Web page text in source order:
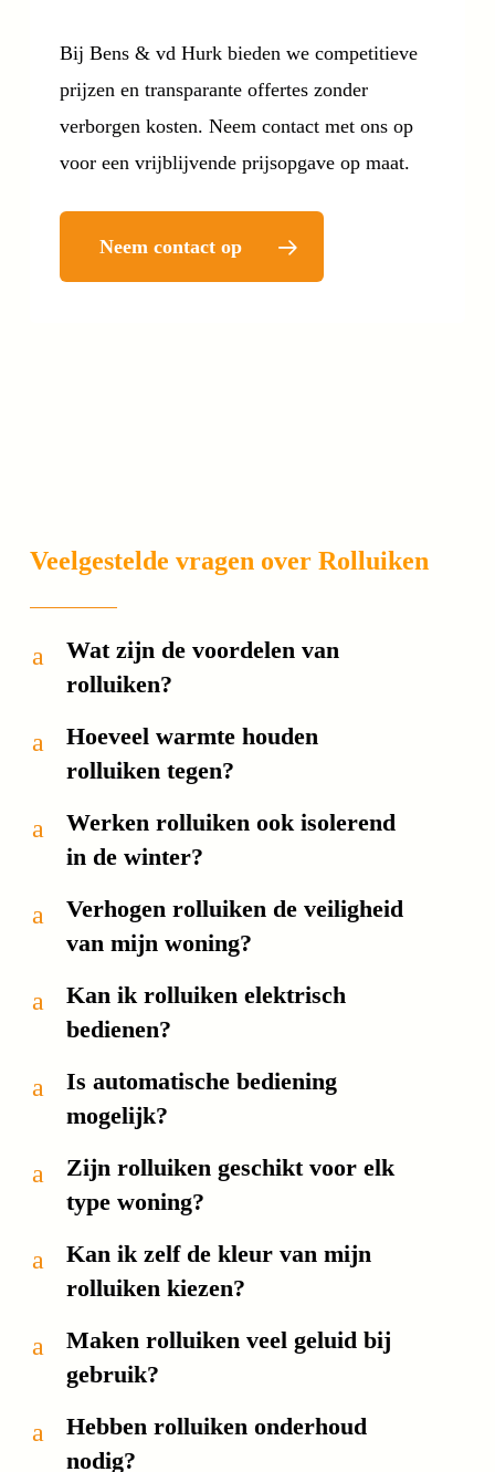
Bij Bens & vd Hurk bieden we competitieve
prijzen en transparante offertes zonder
verborgen kosten. Neem contact met ons op
voor een vrijblijvende prijsopgave op maat.
Neem contact op
Veelgestelde vragen over Rolluiken
a
Wat zijn de voordelen van
rolluiken?
a
Hoeveel warmte houden
rolluiken tegen?
a
Werken rolluiken ook isolerend
in de winter?
a
Verhogen rolluiken de veiligheid
van mijn woning?
a
Kan ik rolluiken elektrisch
bedienen?
a
Is automatische bediening
mogelijk?
a
Zijn rolluiken geschikt voor elk
type woning?
a
Kan ik zelf de kleur van mijn
rolluiken kiezen?
a
Maken rolluiken veel geluid bij
gebruik?
a
Hebben rolluiken onderhoud
nodig?